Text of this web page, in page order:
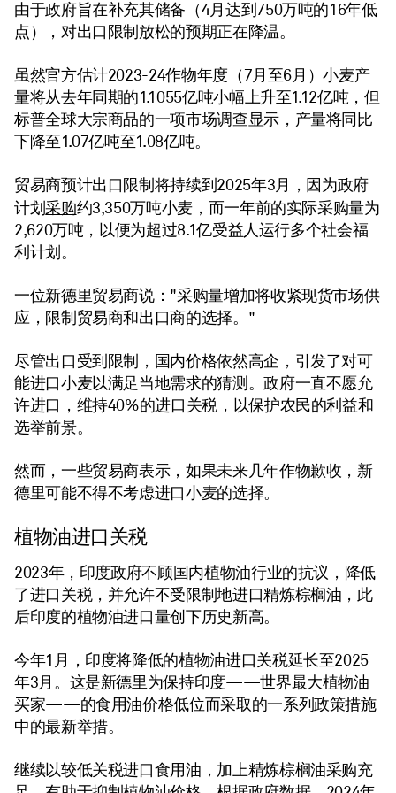
由于政府旨在补充其储备（4月达到750万吨的16年低
点），对出口限制放松的预期正在降温。
虽然官方估计2023-24作物年度（7月至6月）小麦产
量将从去年同期的1.1055亿吨小幅上升至1.12亿吨，但
标普全球大宗商品的一项市场调查显示，产量将同比
下降至1.07亿吨至1.08亿吨。
贸易商预计出口限制将持续到2025年3月，因为政府
计划采购约3,350万吨小麦，而一年前的实际采购量为
2,620万吨，以便为超过8.1亿受益人运行多个社会福
利计划。
一位新德里贸易商说："采购量增加将收紧现货市场供
应，限制贸易商和出口商的选择。"
尽管出口受到限制，国内价格依然高企，引发了对可
能进口小麦以满足当地需求的猜测。政府一直不愿允
许进口，维持40%的进口关税，以保护农民的利益和
选举前景。
然而，一些贸易商表示，如果未来几年作物歉收，新
德里可能不得不考虑进口小麦的选择。
植物油进口关税
2023年，印度政府不顾国内植物油行业的抗议，降低
了进口关税，并允许不受限制地进口精炼棕榈油，此
后印度的植物油进口量创下历史新高。
今年1月，印度将降低的植物油进口关税延长至2025
年3月。这是新德里为保持印度——世界最大植物油
买家——的食用油价格低位而采取的一系列政策措施
中的最新举措。
继续以较低关税进口食用油，加上精炼棕榈油采购充